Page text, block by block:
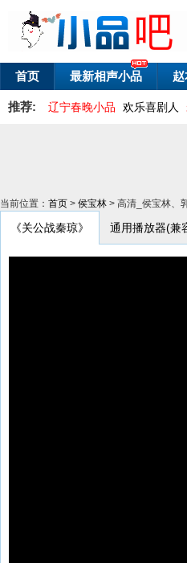
首页 最新相声小品
推荐: 辽宁春晚小品 欢乐喜剧人
当前位置： 首页 > 侯宝林 > 高清_侯宝林、
《关公战秦琼》 通用播放器(兼